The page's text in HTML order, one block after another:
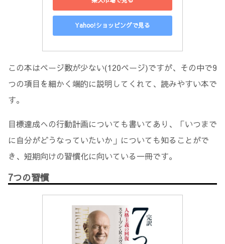
Yahoo!ショッピングで見る
この本はページ数が少ない(120ページ)ですが、その中で9
つの項目を細かく端的に説明してくれて、読みやすい本で
す。
目標達成への行動計画についても書いてあり、「いつまで
に自分がどうなっていたいか」についても知ることがで
き、短期向けの習慣化に向いている一冊です。
7つの習慣